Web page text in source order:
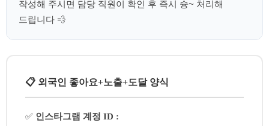
작성해 주시면 담당 직원이 확인 후 즉시 슝~ 처리해
드립니다 💨
📋 외국인 좋아요+노출+도달 양식
✅ 인스타그램 계정 ID :